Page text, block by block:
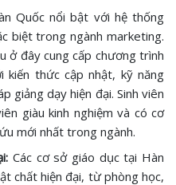
Quốc nổi bật với hệ thống
biệt trong ngành marketing.
ở đây cung cấp chương trình
thức cập nhật, kỹ năng
giảng dạy hiện đại. Sinh viên
giàu kinh nghiệm và có cơ
mới nhất trong ngành.
Các cơ sở giáo dục tại Hàn
chất hiện đại, từ phòng học,